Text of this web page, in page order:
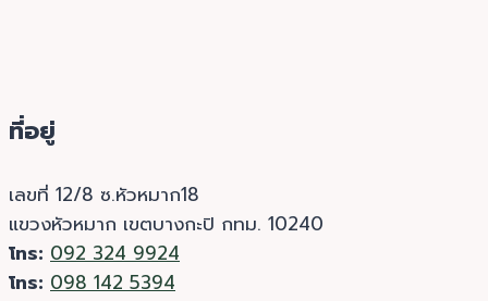
ที่อยู่
เลขที่ 12/8 ซ.หัวหมาก18
แขวงหัวหมาก เขตบางกะปิ กทม. 10240
โทร: 092 324 9924
โทร: 098 142 5394